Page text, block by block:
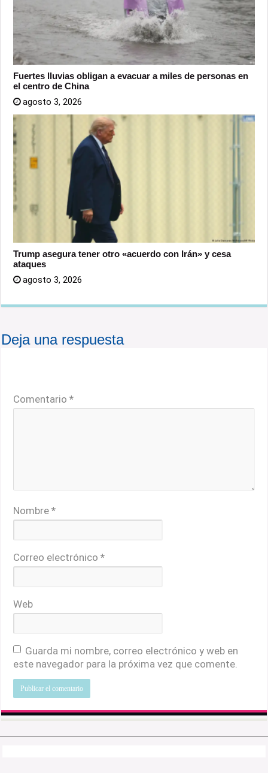
Fuertes lluvias obligan a evacuar a miles de personas en
el centro de China
agosto 3, 2026
Trump asegura tener otro «acuerdo con Irán» y cesa
ataques
agosto 3, 2026
Deja una respuesta
Comentario*
Nombre*
Correo electrónico*
Web
Guarda mi nombre, correo electrónico y web en
este navegador para la próxima vez que comente.